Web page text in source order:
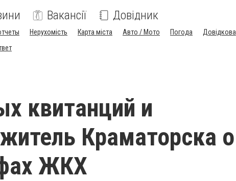
Вакансії Довідник
Нерухомість Карта міста Авто / Мото Погода Довідкова
квитанций и
Краматорска о
ЖКХ